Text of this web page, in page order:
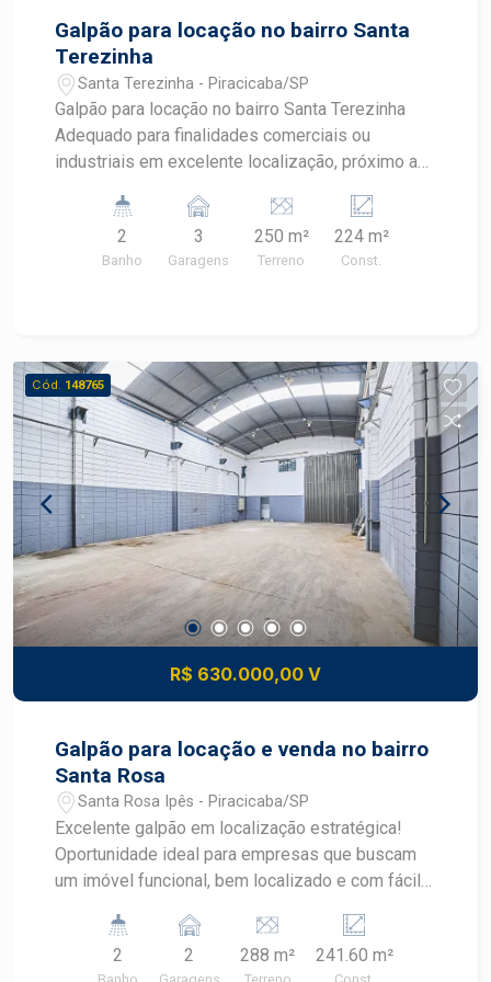
Galpão para locação no bairro Santa
Terezinha
Santa Terezinha - Piracicaba/SP
Galpão para locação no bairro Santa Terezinha
Adequado para finalidades comerciais ou
industriais em excelente localização, próximo a
e também a diversos comércios e serviços como
restaurantes, supermercados, como o posto de
combustível Bigatom, Supermercado Pague
Piso de alta resistência; - 3 vagas de
estacionamento. Agende sua visita!
2
Banho
3
Garagens
250 m²
Terreno
224 m²
Const.
Cód. 148765
R$ 630.000,00 V
Galpão para locação e venda no bairro
Santa Rosa
Santa Rosa Ipês - Piracicaba/SP
Excelente galpão em localização estratégica!
Oportunidade ideal para empresas que buscam
um imóvel funcional, bem localizado e com fácil
próximo ao Distrito Industrial Alphanort e ao
Uninorte, ao lado da Rodovia Fausto Santomauro,
2 2 288 m² 241.60 m²